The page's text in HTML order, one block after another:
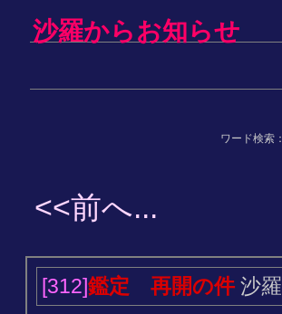
沙羅からお知らせ
ワード検索：
<<前へ...
[312]鑑定 再開の件沙羅